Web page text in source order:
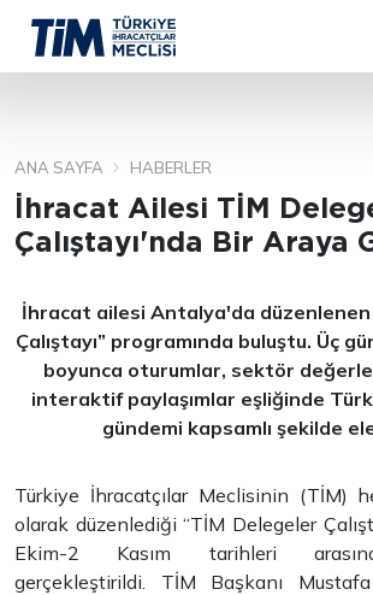
ANA SAYFA HABERLER
İhracat Ailesi TİM
Çalıştayı'nda Bir Araya
İhracat ailesi Antalya'da düzenlenen
Çalıştayı” programında buluştu. Üç
boyunca oturumlar, sektör
interaktif paylaşımlar eşliğinde
gündemi kapsamlı şekilde ele
Türkiye İhracatçılar Meclisinin (TİM)
olarak düzenlediği “TİM Delegeler
Ekim-2 Kasım tarihleri
gerçekleştirildi. TİM Başkanı